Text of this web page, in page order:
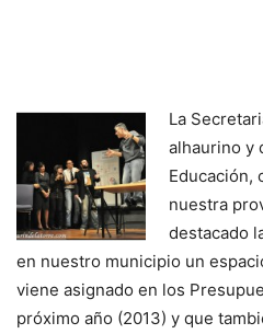
La
alhaurino y
Educación,
nuestra
destacado
en nuestro municipio un
viene asignado en los
próximo año (2013) y que